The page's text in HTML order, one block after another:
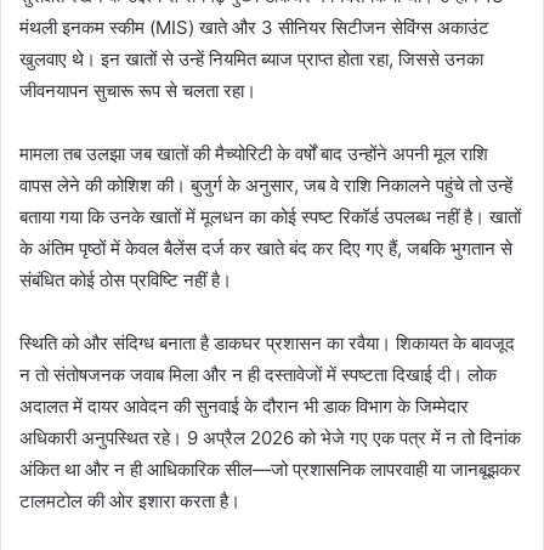
मंथली इनकम स्कीम (MIS) खाते और 3 सीनियर सिटीजन सेविंग्स अकाउंट
खुलवाए थे। इन खातों से उन्हें नियमित ब्याज प्राप्त होता रहा, जिससे उनका
जीवनयापन सुचारू रूप से चलता रहा।
मामला तब उलझा जब खातों की मैच्योरिटी के वर्षों बाद उन्होंने अपनी मूल राशि
वापस लेने की कोशिश की। बुजुर्ग के अनुसार, जब वे राशि निकालने पहुंचे तो उन्हें
बताया गया कि उनके खातों में मूलधन का कोई स्पष्ट रिकॉर्ड उपलब्ध नहीं है। खातों
के अंतिम पृष्ठों में केवल बैलेंस दर्ज कर खाते बंद कर दिए गए हैं, जबकि भुगतान से
संबंधित कोई ठोस प्रविष्टि नहीं है।
स्थिति को और संदिग्ध बनाता है डाकघर प्रशासन का रवैया। शिकायत के बावजूद
न तो संतोषजनक जवाब मिला और न ही दस्तावेजों में स्पष्टता दिखाई दी। लोक
अदालत में दायर आवेदन की सुनवाई के दौरान भी डाक विभाग के जिम्मेदार
अधिकारी अनुपस्थित रहे। 9 अप्रैल 2026 को भेजे गए एक पत्र में न तो दिनांक
अंकित था और न ही आधिकारिक सील—जो प्रशासनिक लापरवाही या जानबूझकर
टालमटोल की ओर इशारा करता है।